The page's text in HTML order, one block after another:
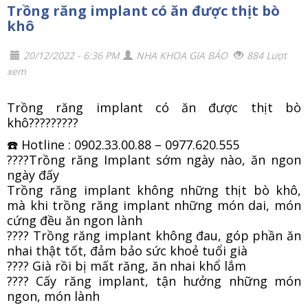
Trồng răng implant có ăn được thịt bò
khô
20/12/2022 - 6:36 PM NHA KHOA GIA BẢO
884 Lượt
xem
Trồng răng implant có ăn được thịt bò
khô?????????
☎️ Hotline : 0902.33.00.88 – 0977.620.555
????Trồng răng Implant sớm ngày nào, ăn ngon
ngày đấy
Trồng răng implant không những thịt bò khô,
mà khi trồng răng implant những món dai, món
cứng đều ăn ngon lành
???? Trồng răng implant không đau, góp phần ăn
nhai thật tốt, đảm bảo sức khoẻ tuổi già
???? Già rồi bị mất răng, ăn nhai khổ lắm
???? Cấy răng implant, tận hưởng những món
ngon, món lành